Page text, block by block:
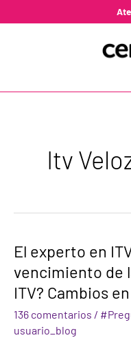
Itv
El experto en
vencimiento de
ITV? Cambios
136 comentarios /
usuario_blog
El
experto
en
responde:
Fecha
de
vencimiento